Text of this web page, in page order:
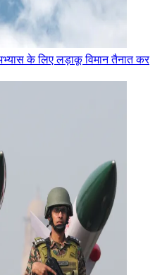
के लिए लड़ाकू विमान तैनात कर